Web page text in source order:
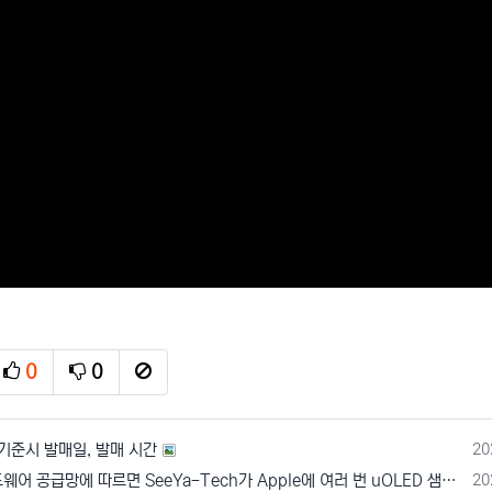
0
추천
0
비추천 신고
등
준시 발매일, 발매 시간
등
[루머] 하드웨어 공급망에 따르면 SeeYa-Tech가 Apple에 여러 번 uOLED 샘플을 보냄